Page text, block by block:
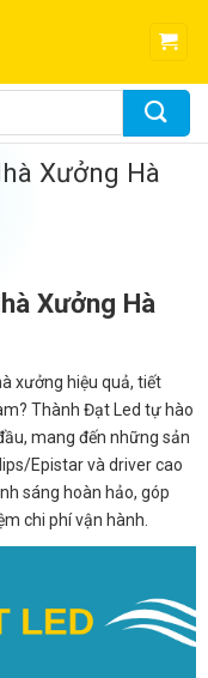
Xưởng Hà
Xưởng Hà
xưởng hiệu quả, tiết
Thành Đạt Led tự hào
mang đến những sản
Epistar và driver cao
sáng hoàn hảo, góp
chi phí vận hành.